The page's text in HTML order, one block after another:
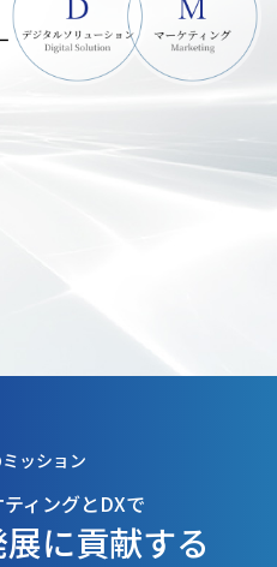
ッション
ィングとDXで
に貢献する